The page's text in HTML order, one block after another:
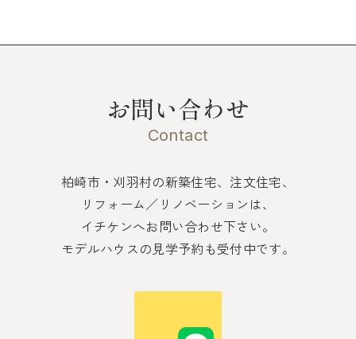
お問い合わせ
Contact
柏崎市・刈羽村の新築住宅、注文住宅、
リフォーム／リノベーションは、
イチケンへお問い合わせ下さい。
モデルハウスの見学予約も受付中です。